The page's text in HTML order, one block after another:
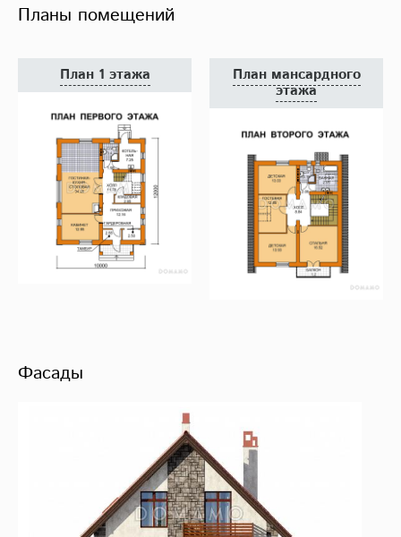
Планы помещений
План 1 этажа План мансардного
этажа
Фасады